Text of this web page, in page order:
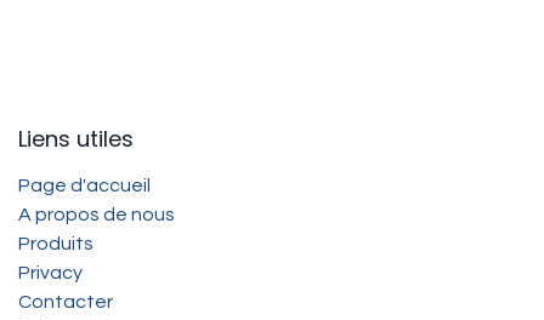
Liens utiles
Page d'accueil
A propos de nous
Produits
Privacy
Contacter